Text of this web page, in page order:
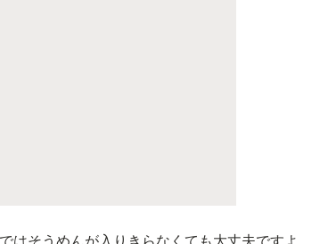
そうめんが入りきらなくても大丈夫ですよ。